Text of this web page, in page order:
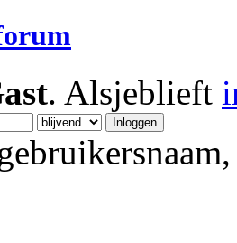
. Alsjeblieft